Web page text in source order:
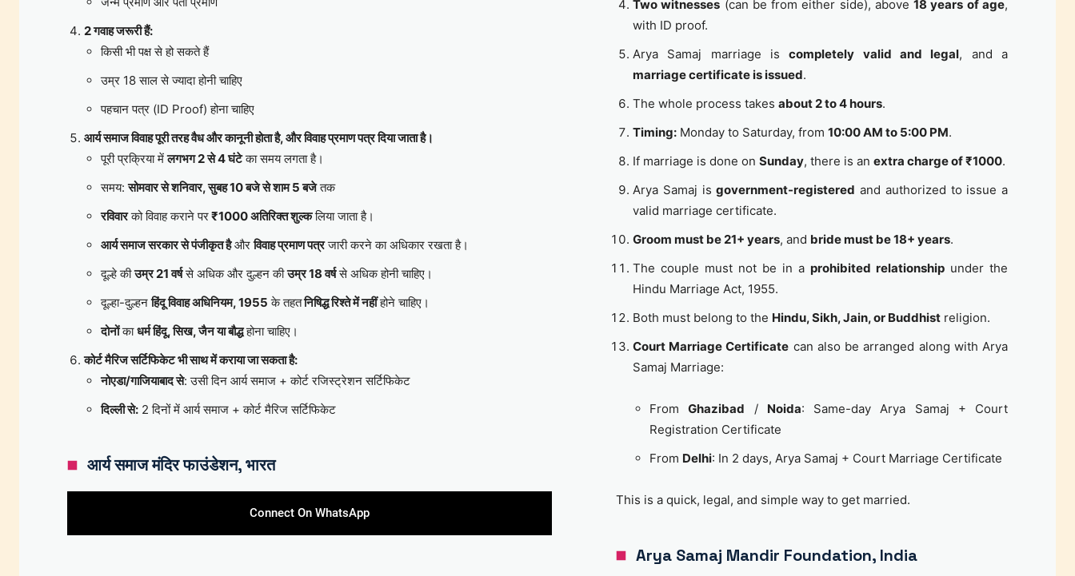
2 गवाह जरूरी हैं:
किसी भी पक्ष से हो सकते हैं
उम्र 18 साल से ज्यादा होनी चाहिए
पहचान पत्र (ID Proof) होना चाहिए
आर्य समाज विवाह पूरी तरह वैध और कानूनी होता है, और विवाह प्रमाण पत्र दिया जाता है।
पूरी प्रक्रिया मेंलगभग 2 से 4 घंटेका समय लगता है।
समय:सोमवार से शनिवार, सुबह 10 बजे से शाम 5 बजेतक
रविवारको विवाह कराने पर₹1000 अतिरिक्त शुल्कलिया जाता है।
आर्य समाज सरकार से पंजीकृत हैऔरविवाह प्रमाण पत्रजारी करने का अधिकार रखता है।
दूल्हे कीउम्र 21 वर्षसे अधिक और दुल्हन कीउम्र 18 वर्षसे अधिक होनी चाहिए।
दूल्हा-दुल्हनहिंदू विवाह अधिनियम, 1955 के तहतनिषिद्ध रिश्ते में नहींहोने चाहिए।
दोनोंकाधर्म हिंदू, सिख, जैन या बौद्धहोना चाहिए।
कोर्ट मैरिज सर्टिफिकेट भी साथ में कराया जा सकता है:
नोएडा/गाजियाबाद से: उसी दिन आर्य समाज + कोर्ट रजिस्ट्रेशन सर्टिफिकेट
दिल्ली से: 2 दिनों में आर्य समाज + कोर्ट मैरिज सर्टिफिकेट
आर्य समाज मंदिर फाउंडेशन, भारत
Connect On WhatsApp
Two witnesses (can be from either side), above18 years of age,
with ID proof.
Arya Samaj marriage iscompletely valid and legal, and a
marriage certificate is issued.
The whole process takes about 2 to 4 hours.
Timing: Monday to Saturday, from 10:00 AM to 5:00 PM.
If marriage is done on Sunday, there is an extra charge of ₹1000.
Arya Samaj isgovernment-registered and authorized to issue a
valid marriage certificate.
Groom must be 21+ years, and bride must be 18+ years.
The couple must not be in a prohibited relationship under the
Hindu Marriage Act, 1955.
Both must belong to the Hindu, Sikh, Jain, or Buddhist religion.
Court Marriage Certificate can also be arranged along with Arya
Samaj Marriage:
FromGhazibad / Noida: Same-day Arya Samaj + Court
Registration Certificate
From Delhi: In 2 days, Arya Samaj + Court Marriage Certificate
This is a quick, legal, and simple way to get married.
Arya Samaj Mandir Foundation, India